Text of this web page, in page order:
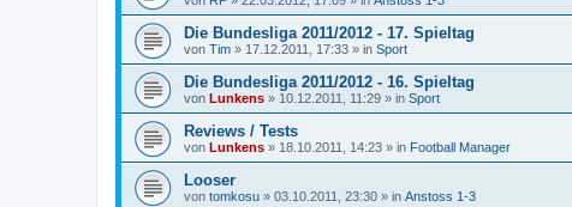
Die Bundesliga 2011/2012 - 17. Spieltag
von Tim » 17.12.2011, 17:33 » in Sport
Die Bundesliga 2011/2012 - 16. Spieltag
von Lunkens » 10.12.2011, 11:29 » in Sport
Reviews / Tests
von Lunkens » 18.10.2011, 14:23 » in Football Manager
Looser
von tomkosu » 03.10.2011, 23:30 » in Anstoss 1-3